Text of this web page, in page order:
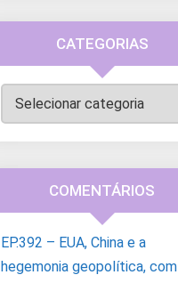
CATEGORIAS
Categorias
COMENTÁRIOS
EP.392 – EUA, China e a
hegemonia geopolítica, com